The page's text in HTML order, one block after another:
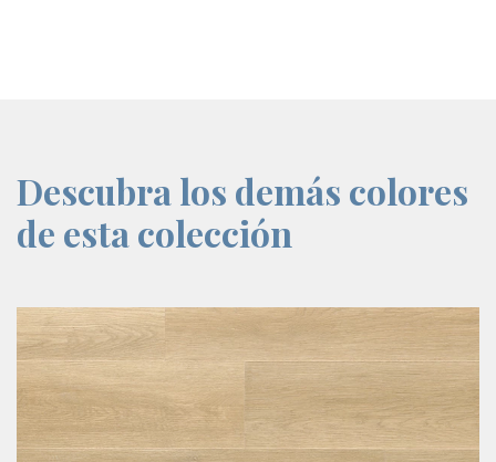
Descubra los demás colores
de esta colección